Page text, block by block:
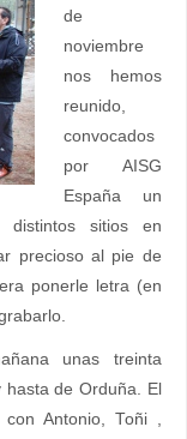
de
noviembre
nos hemos
reunido,
convocados
por AISG
España un
sitios en
precioso al pie de
ponerle letra (en
unas treinta
de Orduña. El
Antonio, Toñi ,